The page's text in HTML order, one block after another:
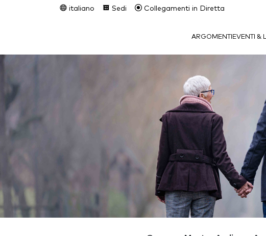
italiano Sedi Collegamenti in Diretta
ARGOMENTI EVENTI &